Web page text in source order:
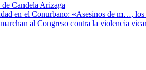
Candela Arizaga
en el Conurbano: «Asesinos de m…, los
al Congreso contra la violencia